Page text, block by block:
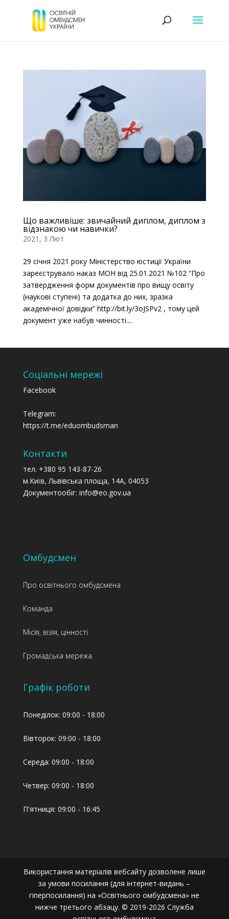
Що важливіше: звичайний диплом, диплом з
відзнакою чи навички?
2021, 3 Лют
29 січня 2021 року Міністерство юстиції України
зареєструвало наказ МОН від 25.01.2021 №102 “Про
затвердження форм документів про вищу освіту
(наукові ступені) та додатка до них, зразка
академічної довідки” http://bit.ly/3oJSPv2 , тому цей
документ уже набув чинності....
Соціальні мережі
Facebook
Telegram:
https://t.me/eduombudsman
Контакти
тел. +380 95 143-87-26
м.Київ, Львівська площа, 14А, 04053
Документообіг: info@eo.gov.ua
Омбудсмен
Про освітнього омбудсмена
Команда
Місія, візія, цінності
Громадська мережа
Графік роботи
Понеділок: 09:00 - 18:00
Вівторок: 09:00 - 18:00
Середа: 09:00 - 18:00
Четвер: 09:00 - 18:00
П'ятниця: 09:00 - 16:45
Використання матеріалів вебсайту дозволене лише
за умови посилання (для інтернет-видань –
гіперпосилання) на «Освітнього омбудсмена» не
нижче третього абзацу. © 2019-2026 Служба